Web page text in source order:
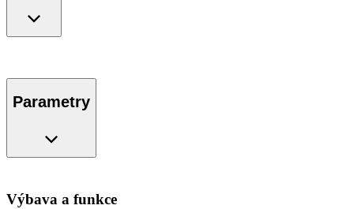
Parametry
Výbava a funkce